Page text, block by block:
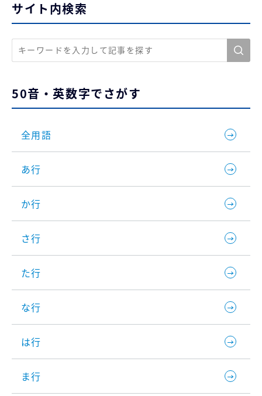
サイト内検索
50音・英数字でさがす
全用語
あ行
か行
さ行
た行
な行
は行
ま行